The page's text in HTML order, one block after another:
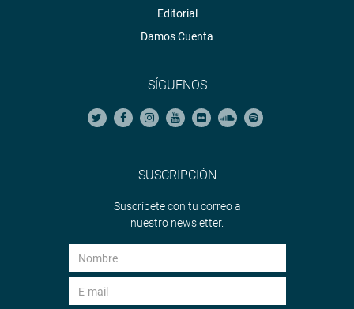
Editorial
Damos Cuenta
SÍGUENOS
SUSCRIPCIÓN
Suscríbete con tu correo a
nuestro newsletter.